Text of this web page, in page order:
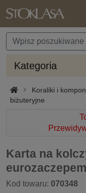
Kategoria
Koraliki i
biżuteryjne
Karta na
Kod towaru: 070348